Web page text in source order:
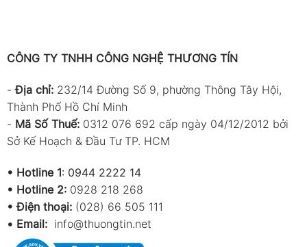
CÔNG TY TNHH CÔNG NGHỆ THƯƠNG TÍN
-Địa chỉ: 232/14 Đường Số 9, phường Thông Tây Hội,
Thành Phố Hồ Chí Minh
- Mã Số Thuế: 0312 076 692 cấp ngày 04/12/2012 bởi
Sở Kế Hoạch & Đầu Tư TP. HCM
• Hotline 1: 0944 2222 14
• Hotline 2: 0928 218 268
• Điện thoại: (028) 66 505 111
• Email: info@thuongtin.net